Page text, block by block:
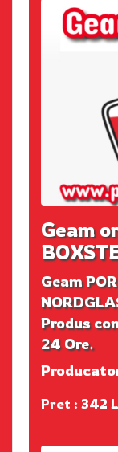
Geam
Geam
Produs
24 Ore.
Pret : 342